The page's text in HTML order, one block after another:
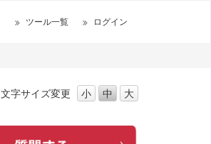
ツール一覧 ログイン
文字サイズ変更 小 中 大